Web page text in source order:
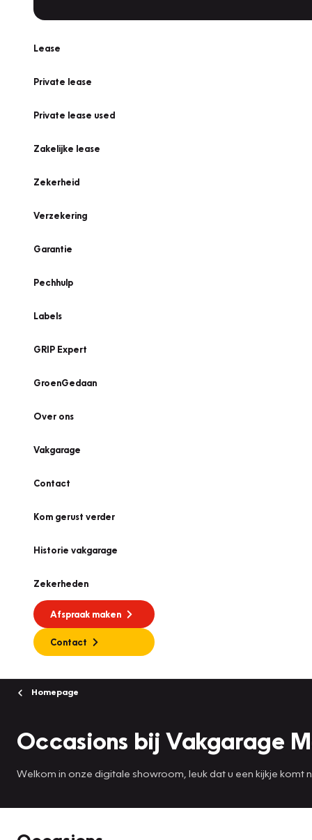
Lease
Private lease
Private lease used
Zakelijke lease
Zekerheid
Verzekering
Garantie
Pechhulp
Labels
GRIP Expert
GroenGedaan
Over ons
Vakgarage
Contact
Kom gerust verder
Historie vakgarage
Zekerheden
Afspraak maken
Contact
Homepage
Occasions bij Vakgarage
Welkom in onze digitale showroom, leuk dat u een kijkje komt